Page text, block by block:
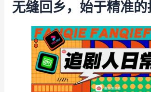
无缝回乡，始于精准的